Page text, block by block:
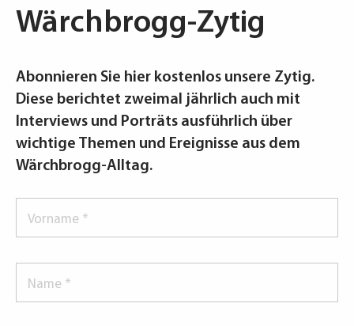
Wärchbrogg-Zytig
Abonnieren Sie hier kostenlos unsere Zytig.
Diese berichtet zweimal jährlich auch mit
Interviews und Porträts ausführlich über
wichtige Themen und Ereignisse aus dem
Wärchbrogg-Alltag.